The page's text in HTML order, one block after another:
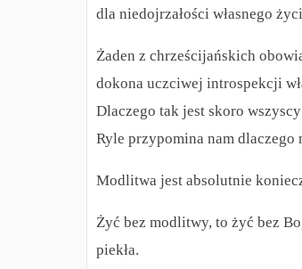
dla niedojrzałości własnego
Żaden z chrześcijańskich
dokona uczciwej introspekcji
Dlaczego tak jest skoro
Ryle przypomina nam
Modlitwa jest absolutnie
Żyć bez modlitwy, to żyć bez
piekła.